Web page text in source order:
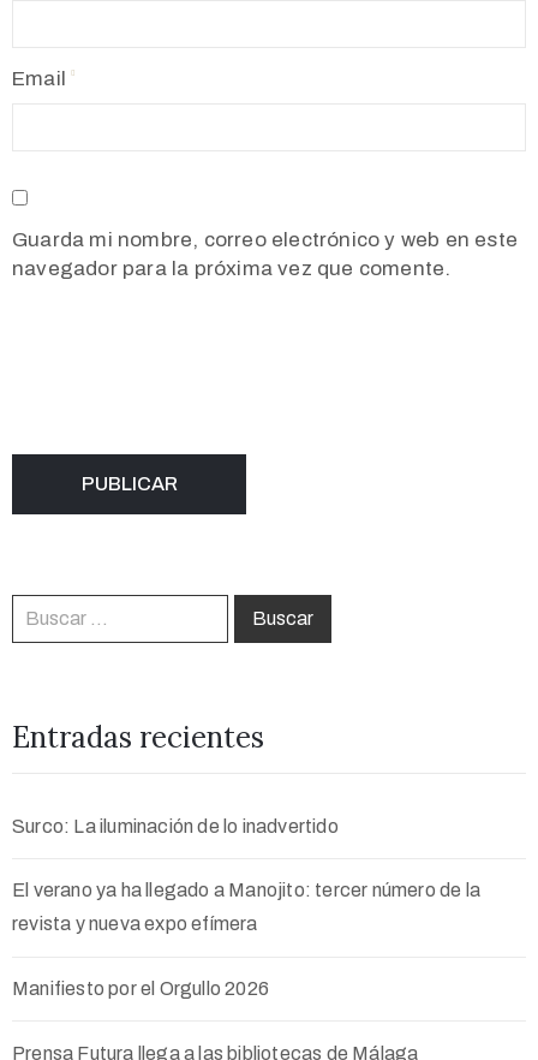
Email
Guarda mi nombre, correo electrónico y web en este
navegador para la próxima vez que comente.
Entradas recientes
Surco: La iluminación de lo inadvertido
El verano ya ha llegado a Manojito: tercer número de la
revista y nueva expo efímera
Manifiesto por el Orgullo 2026
Prensa Futura llega a las bibliotecas de Málaga